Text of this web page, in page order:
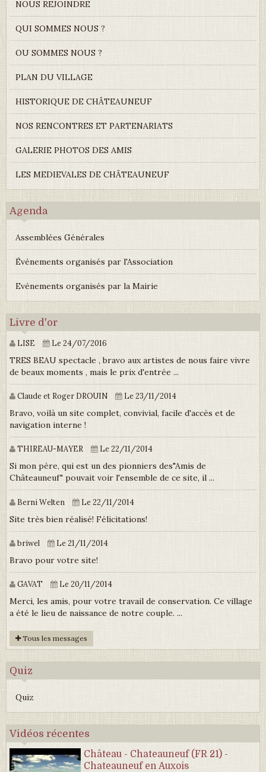
NOUS REJOINDRE
QUI SOMMES NOUS ?
OU SOMMES NOUS ?
PLAN DU VILLAGE
HISTORIQUE DE CHÂTEAUNEUF
NOS RENCONTRES ET PARTENARIATS
GALERIE PHOTOS DES AMIS
LES MEDIEVALES DE CHÂTEAUNEUF
Agenda
Assemblées Générales
Événements organisés par l'Association
Evénements organisés par la Mairie
Livre d'or
LISE Le 24/07/2016
TRES BEAU spectacle , bravo aux artistes de nous faire vivre
de beaux moments , mais le prix d'entrée ...
Claude et Roger DROUIN Le 23/11/2014
Bravo, voilà un site complet, convivial, facile d'accès et de
navigation interne !
THIREAU-MAYER Le 22/11/2014
Si mon père, qui est un des pionniers des"Amis de
Châteauneuf" pouvait voir l'ensemble de ce site, il ...
Berni Welten Le 22/11/2014
Site très bien réalisé! Félicitations!
briwel Le 21/11/2014
Bravo pour votre site!
GAVAT Le 20/11/2014
Merci, les amis, pour votre travail de conservation. Ce village
a été le lieu de naissance de notre couple. ...
Tous les messages
Quiz
Quiz
Vidéos récentes
Château - Chateauneuf (FR 21) -
Chateauneuf en Auxois